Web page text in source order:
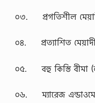
০৩. প্রগতিশীল
০৪. প্রত্যাশিত
০৫. বহু কিস্তি বীমা
০৬. ম্যারেজ